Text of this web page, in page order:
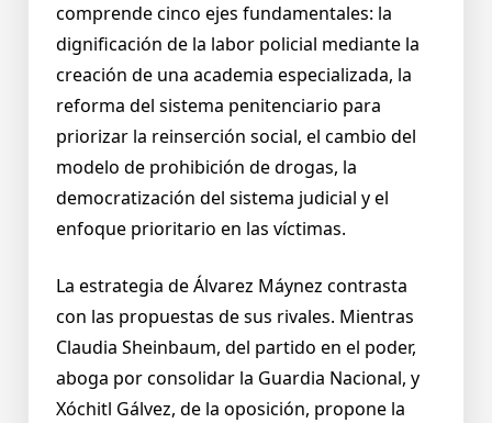
comprende cinco ejes fundamentales: la
dignificación de la labor policial mediante la
creación de una academia especializada, la
reforma del sistema penitenciario para
priorizar la reinserción social, el cambio del
modelo de prohibición de drogas, la
democratización del sistema judicial y el
enfoque prioritario en las víctimas.
La estrategia de Álvarez Máynez contrasta
con las propuestas de sus rivales. Mientras
Claudia Sheinbaum, del partido en el poder,
aboga por consolidar la Guardia Nacional, y
Xóchitl Gálvez, de la oposición, propone la